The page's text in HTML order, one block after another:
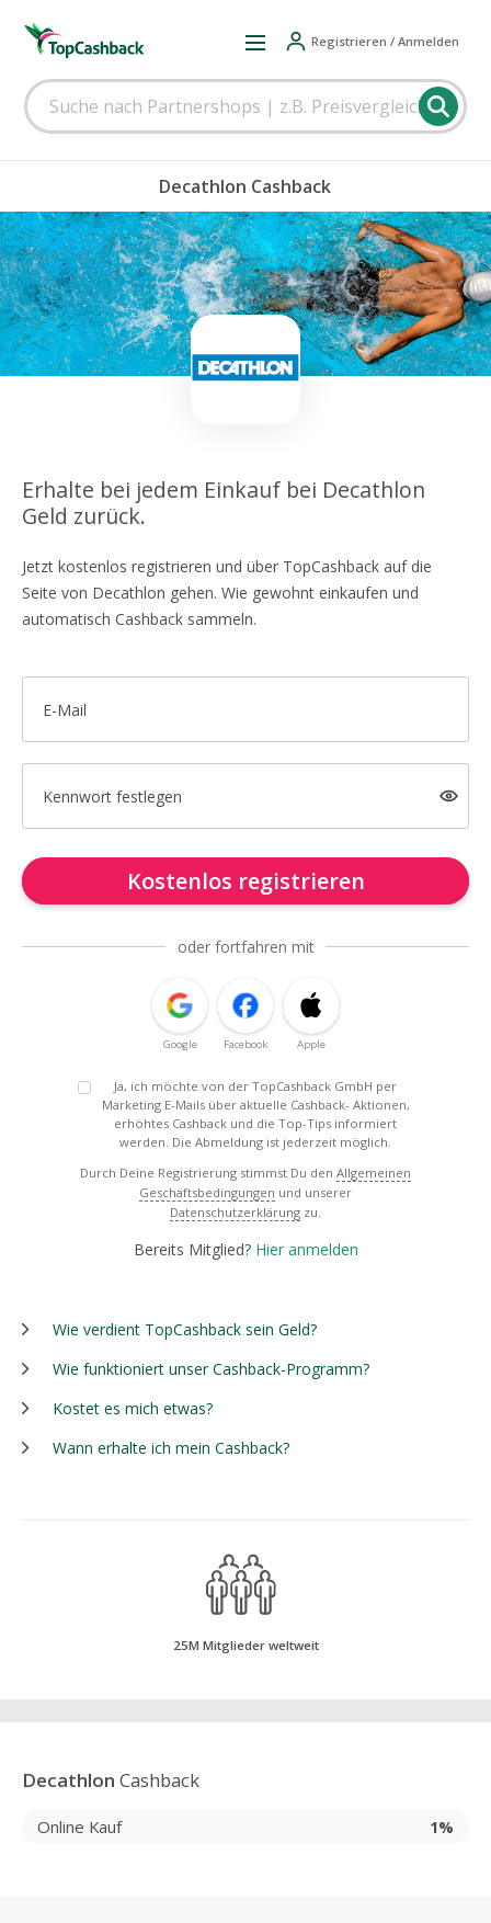
Registrieren / Anmelden
Decathlon Cashback
Erhalte bei jedem Einkauf bei Decathlon
Geld zurück.
Jetzt kostenlos registrieren und über TopCashback auf die
Seite von Decathlon gehen. Wie gewohnt einkaufen und
automatisch Cashback sammeln.
E-Mail
Kennwort festlegen
Kostenlos registrieren
oder fortfahren mit
Google Facebook Apple
Ja, ich möchte von der TopCashback GmbH per
Marketing E-Mails über aktuelle Cashback- Aktionen,
erhöhtes Cashback und die Top-Tips informiert
werden. Die Abmeldung ist jederzeit möglich.
Durch Deine Registrierung stimmst Du den Allgemeinen
Geschäftsbedingungen und unserer
Datenschutzerklärung zu.
Bereits Mitglied? Hier anmelden
Wie verdient TopCashback sein Geld?
Wie funktioniert unser Cashback-Programm?
Kostet es mich etwas?
Wann erhalte ich mein Cashback?
25M Mitglieder weltweit
Decathlon Cashback
Online Kauf 1%